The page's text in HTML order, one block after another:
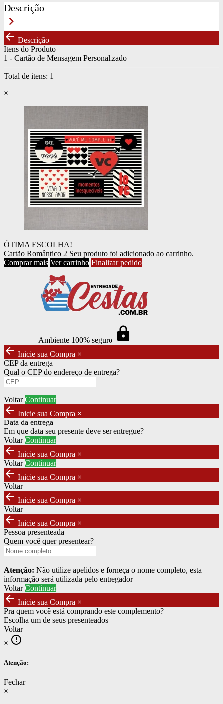
Descrição
keyboard_arrow_right
arrow_back Descrição
Itens do Produto
1 - Cartão de Mensagem Personalizado
Total de itens: 1
×
ÓTIMA ESCOLHA!
Cartão Romântico 2 Seu produto foi adicionado ao carrinho.
Comprar mais Ver carrinho Finalizar pedido
Ambiente 100% seguro https
arrow_back Inicie sua Compra ×
CEP da entrega
Qual o CEP do endereço de entrega?
Voltar Continuar
arrow_back Inicie sua Compra ×
Data da entrega
Em que data seu presente deve ser entregue?
Voltar Continuar
arrow_back Inicie sua Compra ×
Voltar Continuar
arrow_back Inicie sua Compra ×
Voltar
arrow_back Inicie sua Compra ×
Voltar
arrow_back Inicie sua Compra ×
Pessoa presenteada
Quem você quer presentear?
Atenção: Não utilize apelidos e forneça o nome completo, esta
informação será utilizada pelo entregador
Voltar Continuar
arrow_back Inicie sua Compra ×
Pra quem você está comprando este complemento?
Escolha um de seus presenteados
Voltar
× error_outline
Atenção:
Fechar
×